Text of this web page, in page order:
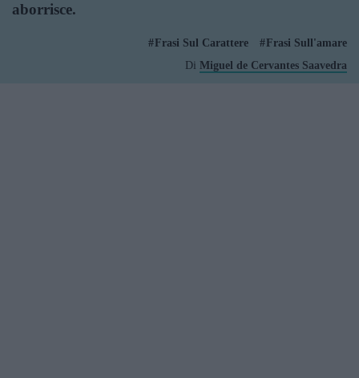
aborrisce.
Frasi Sul Carattere
Frasi Sull'amare
Di Miguel de Cervantes Saavedra